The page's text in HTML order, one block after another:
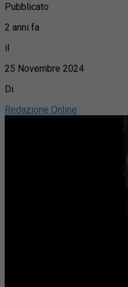
Pubblicato
2 anni fa
il
25 Novembre 2024
Di
Redazione Online